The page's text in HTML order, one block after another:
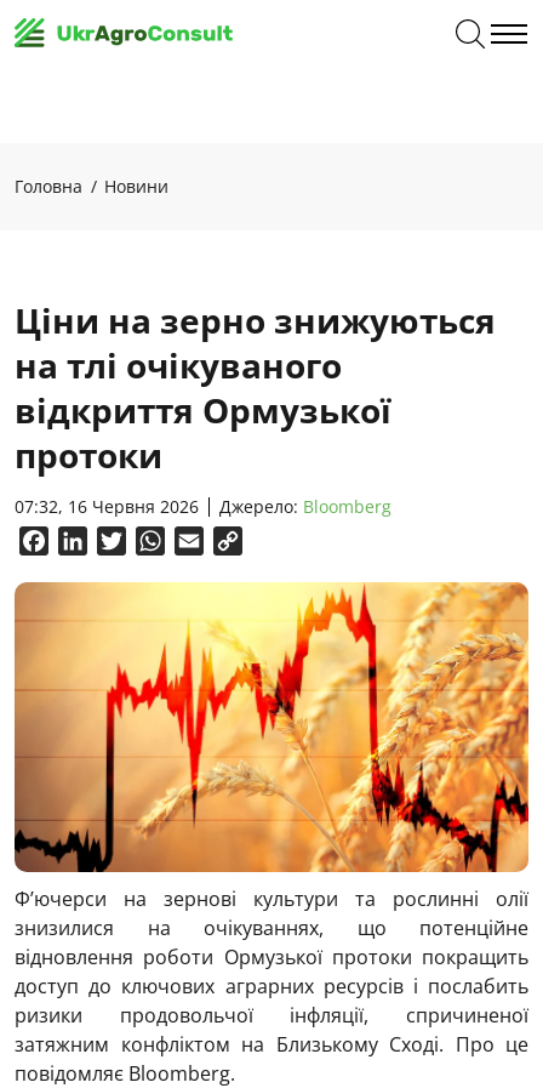
Головна Новини
Ціни на зерно знижуються
на тлі очікуваного
відкриття Ормузької
протоки
07:32, 16 Червня 2026 Джерело: Bloomberg
FacebookLinkedInTwitterWhatsApp
Email
Ф’ючерси на зернові культури та рослинні олії
знизилися на очікуваннях, що потенційне
відновлення роботи Ормузької протоки покращить
доступ до ключових аграрних ресурсів і послабить
ризики продовольчої інфляції, спричиненої
затяжним конфліктом на Близькому Сході. Про це
повідомляє Bloomberg.